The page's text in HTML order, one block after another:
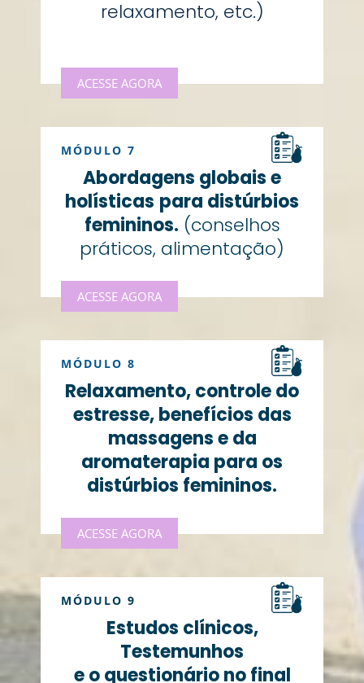
relaxamento, etc.)
ACESSE AGORA
MÓDULO 7
Abordagens globais e
holísticas para distúrbios
femininos. (conselhos
práticos, alimentação)
ACESSE AGORA
MÓDULO 8
Relaxamento, controle do
estresse, benefícios das
massagens e da
aromaterapia para os
distúrbios femininos.
ACESSE AGORA
MÓDULO 9
Estudos clínicos,
Testemunhos
e o questionário no final